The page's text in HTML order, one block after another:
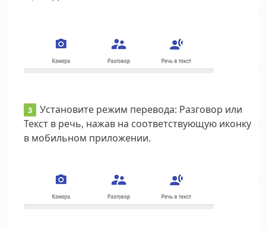
Установите режим перевода: Разговор или
Текст в речь, нажав на соответствующую иконку
в мобильном приложении.